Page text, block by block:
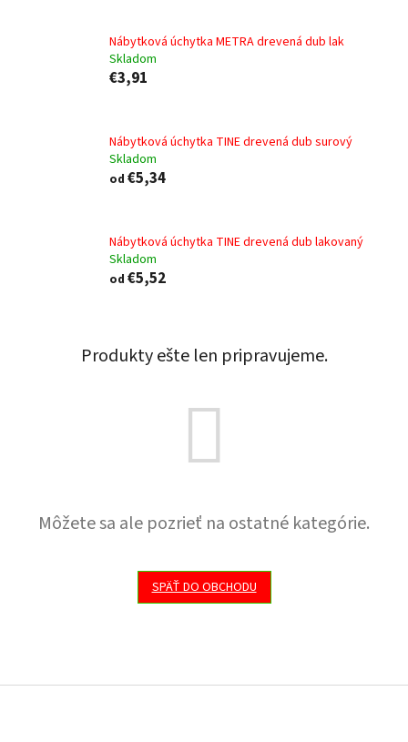
Nábytková úchytka METRA drevená dub lak
Skladom
€3,91
Nábytková úchytka TINE drevená dub surový
Skladom
od €5,34
Nábytková úchytka TINE drevená dub lakovaný
Skladom
od €5,52
Produkty ešte len pripravujeme.
Môžete sa ale pozrieť na ostatné kategórie.
SPÄŤ DO OBCHODU
á